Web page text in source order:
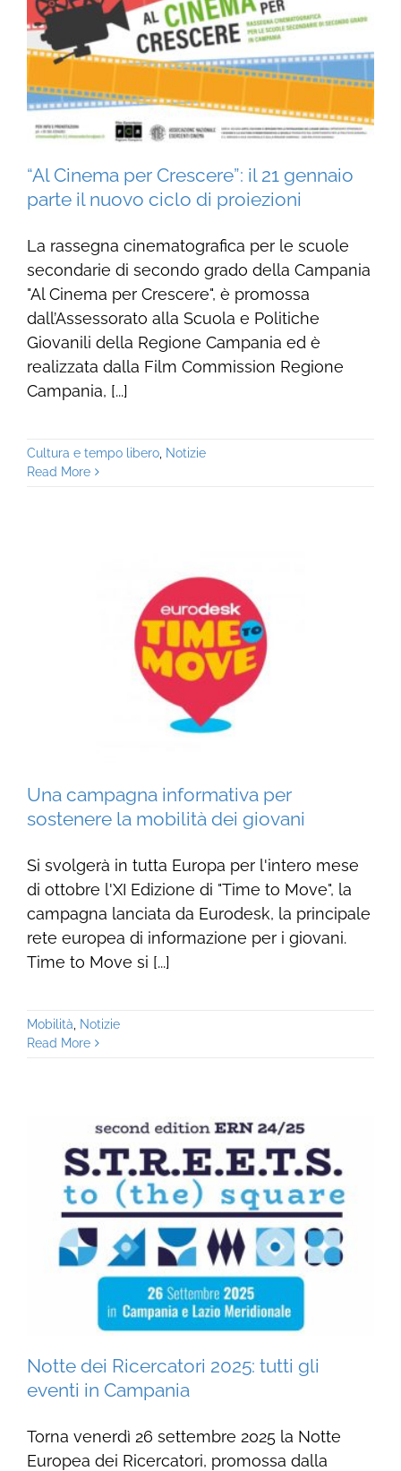
“Al Cinema per Crescere”: il 21 gennaio
parte il nuovo ciclo di proiezioni
La rassegna cinematografica per le scuole
secondarie di secondo grado della Campania
"Al Cinema per Crescere", è promossa
dall’Assessorato alla Scuola e Politiche
Giovanili della Regione Campania ed è
realizzata dalla Film Commission Regione
Campania, [...]
Cultura e tempo libero, Notizie
Read More
Una campagna informativa per
sostenere la mobilità dei giovani
Si svolgerà in tutta Europa per l'intero mese
di ottobre l'XI Edizione di "Time to Move", la
campagna lanciata da Eurodesk, la principale
rete europea di informazione per i giovani.
Time to Move si [...]
Mobilità
Notizie
Read More
Notte dei Ricercatori 2025: tutti gli
eventi in Campania
Torna venerdì 26 settembre 2025 la Notte
Europea dei Ricercatori, promossa dalla